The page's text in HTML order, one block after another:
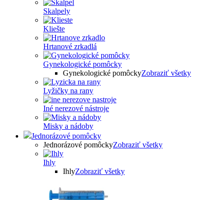
Skalpely
Kliešte
Hrtanové zrkadlá
Gynekologické pomôcky
Gynekologické pomôckyZobraziť všetky
Lyžičky na rany
Iné nerezové nástroje
Misky a nádoby
Jednorázové pomôcky
Jednorázové pomôckyZobraziť všetky
Ihly
IhlyZobraziť všetky